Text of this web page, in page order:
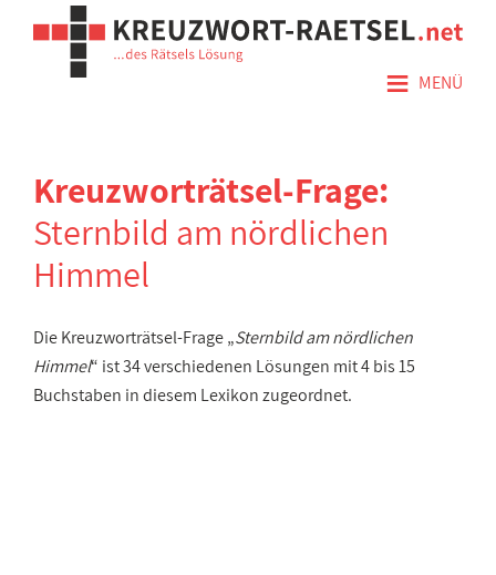
≡ MENÜ
Kreuzworträtsel-Frage:
Sternbild am nördlichen
Himmel
Die Kreuzworträtsel-Frage „Sternbild am nördlichen
Himmel“ ist 34 verschiedenen Lösungen mit 4 bis 15
Buchstaben in diesem Lexikon zugeordnet.